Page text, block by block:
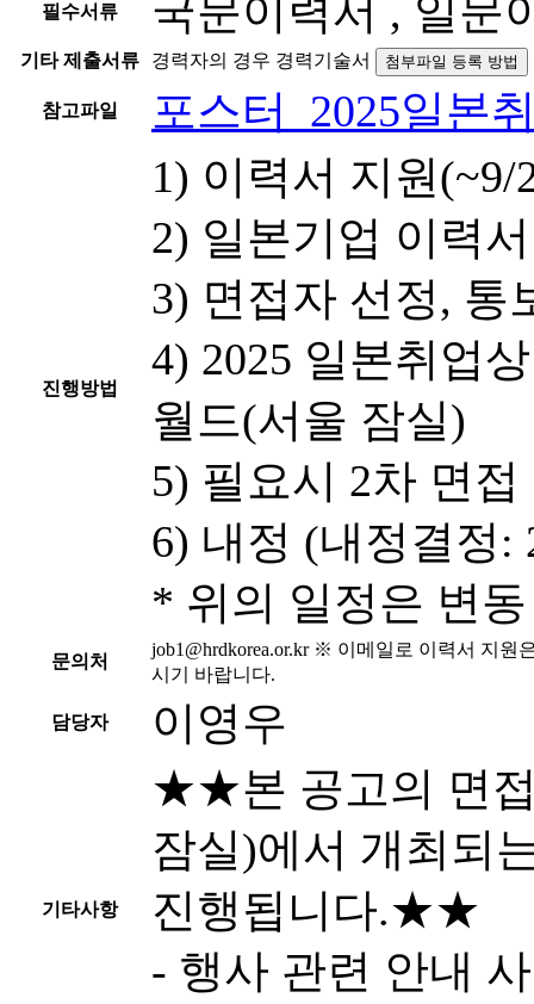
필수서류 국문이력서 , 일문
기타 제출서류 경력자의 경우 경력기술서 첨부파일 등록 방법
참고파일 포스터_2025일본
진행방법
1) 이력서 지원(~9/
2) 일본기업 이력
3) 면접자 선정, 통
4) 2025 일본취업
월드(서울 잠실)
5) 필요시 2차 면
6) 내정 (내정결정:
* 위의 일정은 변
문의처
job1@hrdkorea.or.kr ※ 이메일로 이력서 지원
시기 바랍니다.
담당자 이영우
기타사항
★★본 공고의 면접
잠실)에서 개최되
진행됩니다.★★
- 행사 관련 안내